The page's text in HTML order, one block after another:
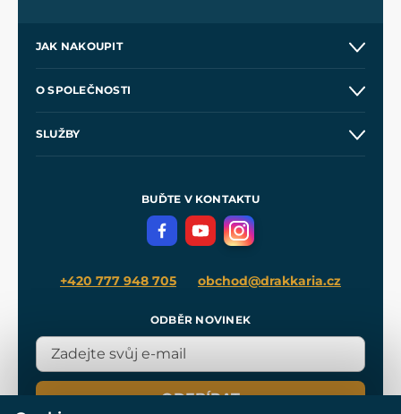
JAK NAKOUPIT
Velkoobchod
O SPOLEČNOSTI
SLUŽBY
Meče pro Kingdom Come
BUĎTE V KONTAKTU
+420 777 948 705 obchod@drakkaria.cz
ODBĚR NOVINEK
ODEBÍRAT